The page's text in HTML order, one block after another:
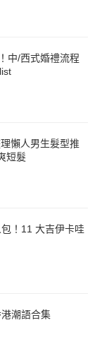
中/西式婚禮流程
懶人男生髮型推
短髮
！11 大吉伊卡哇
潮語合集